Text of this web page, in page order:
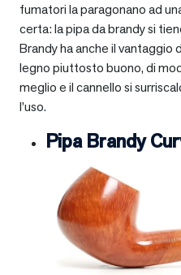
fumatori la paragonano ad
certa: la pipa da brandy si
Brandy ha anche il vantaggio
legno piuttosto buono, di
meglio e il cannello si
l’uso.
Pipa Brandy